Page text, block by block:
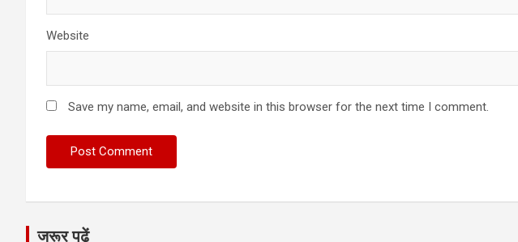
Website
Save my name, email, and website in this browser for the next time I comment.
जरूर पढ़ें